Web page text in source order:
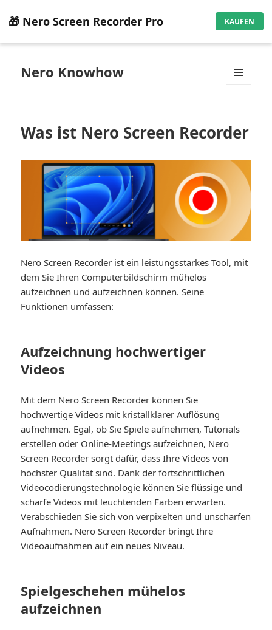
🎁 Nero Screen Recorder Pro KAUFEN
Nero Knowhow
Was ist Nero Screen Recorder
Nero Screen Recorder ist ein leistungsstarkes Tool, mit
dem Sie Ihren Computerbildschirm mühelos
aufzeichnen und aufzeichnen können. Seine
Funktionen umfassen:
Aufzeichnung hochwertiger
Videos
Mit dem Nero Screen Recorder können Sie
hochwertige Videos mit kristallklarer Auflösung
aufnehmen. Egal, ob Sie Spiele aufnehmen, Tutorials
erstellen oder Online-Meetings aufzeichnen, Nero
Screen Recorder sorgt dafür, dass Ihre Videos von
höchster Qualität sind. Dank der fortschrittlichen
Videocodierungstechnologie können Sie flüssige und
scharfe Videos mit leuchtenden Farben erwarten.
Verabschieden Sie sich von verpixelten und unscharfen
Aufnahmen. Nero Screen Recorder bringt Ihre
Videoaufnahmen auf ein neues Niveau.
Spielgeschehen mühelos
aufzeichnen